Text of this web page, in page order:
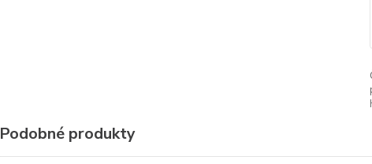
Podobné produkty